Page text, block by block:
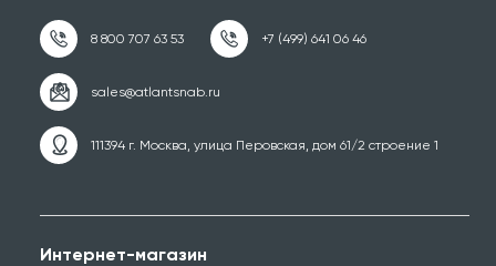
111394 г. Москва, улица Перовская, дом 61/2 строение 1
Интернет-магазин